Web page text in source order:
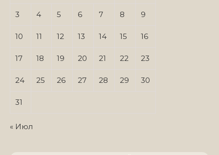
3 4 5 6 7 8 9
10 11 12 13 14 15 16
17 18 19 20 21 22 23
24 25 26 27 28 29 30
31
« Июл